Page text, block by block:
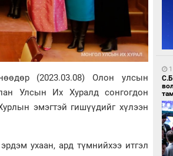
(2023.03.08) Олон улсын
Улсын Их Хуралд сонгогдон
эмэгтэй гишүүдийг хүлээн
ухаан, ард түмнийхээ итгэл